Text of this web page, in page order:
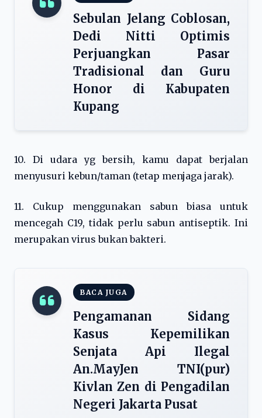
Sebulan Jelang Coblosan,
Dedi Nitti Optimis
Perjuangkan Pasar
Tradisional dan Guru
Honor di Kabupaten
Kupang
10. Di udara yg bersih, kamu dapat berjalan
menyusuri kebun/taman (tetap menjaga jarak).
11. Cukup menggunakan sabun biasa untuk
mencegah C19, tidak perlu sabun antiseptik. Ini
merupakan virus bukan bakteri.
BACA JUGA
Pengamanan Sidang
Kasus Kepemilikan
Senjata Api Ilegal
An.MayJen TNI(pur)
Kivlan Zen di Pengadilan
Negeri Jakarta Pusat